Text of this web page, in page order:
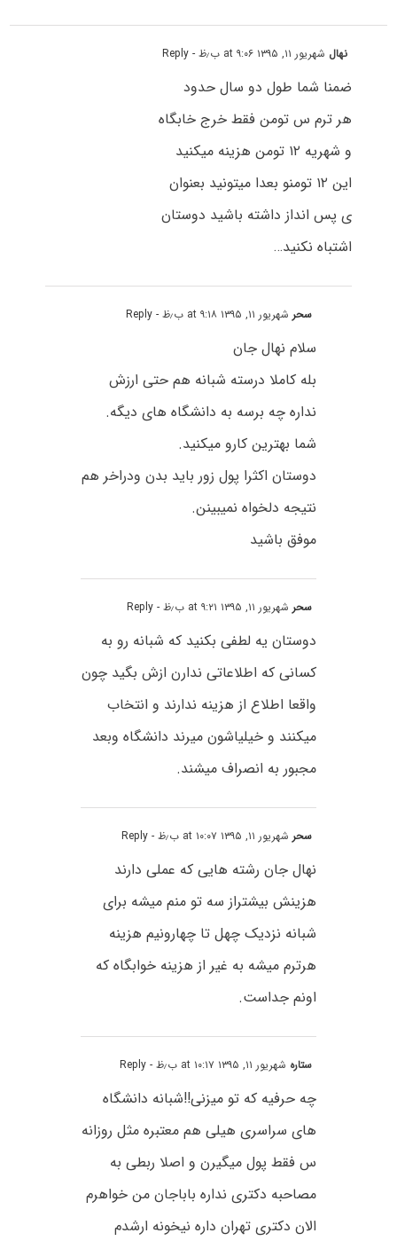
نهال شهریور ۱۱, ۱۳۹۵ at ۹:۰۶ ب٫ظ - Reply
ضمنا شما طول دو سال حدود
هر ترم س تومن فقط خرج خابگاه
و شهریه ۱۲ تومن هزینه میکنید
این ۱۲ تومنو بعدا میتونید بعنوان
ی پس انداز داشته باشید دوستان
اشتباه نکنید…
سحرشهریور ۱۱, ۱۳۹۵ at ۹:۱۸ ب٫ظ - Reply
سلام نهال جان
بله کاملا درسته شبانه هم حتی ارزش
نداره چه برسه به دانشگاه های دیگه.
شما بهترین کارو میکنید.
دوستان اکثرا پول زور باید بدن ودراخر هم
نتیجه دلخواه نمیبینن.
موفق باشید
سحرشهریور ۱۱, ۱۳۹۵ at ۹:۲۱ ب٫ظ - Reply
دوستان یه لطفی بکنید که شبانه رو به
کسانی که اطلاعاتی ندارن ازش بگید چون
واقعا اطلاع از هزینه ندارند و انتخاب
میکنند و خیلیاشون میرند دانشگاه وبعد
مجبور به انصراف میشند.
سحرشهریور ۱۱, ۱۳۹۵ at ۱۰:۰۷ ب٫ظ - Reply
نهال جان رشته هایی که عملی دارند
هزینش بیشتراز سه تو منم میشه برای
شبانه نزدیک چهل تا چهارونیم هزینه
هرترم میشه به غیر از هزینه خوابگاه که
اونم جداست.
ستاره شهریور ۱۱, ۱۳۹۵ at ۱۰:۱۷ ب٫ظ - Reply
چه حرفیه که تو میزنی!!شبانه دانشگاه
های سراسری هیلی هم معتبره مثل روزانه
س فقط پول میگیرن و اصلا ربطی به
مصاحبه دکتری نداره باباجان من خواهرم
الان دکتری تهران داره نیخونه ارشدم